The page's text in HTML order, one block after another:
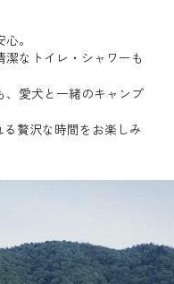
。
なトイレ・シャワーも
、愛犬と一緒のキャンプ
贅沢な時間をお楽しみ